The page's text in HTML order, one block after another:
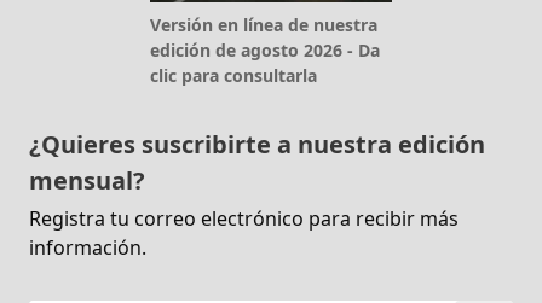
Versión en línea de nuestra
edición de agosto 2026 - Da
clic para consultarla
¿Quieres suscribirte a nuestra edición
mensual?
Registra tu correo electrónico para recibir más
información.